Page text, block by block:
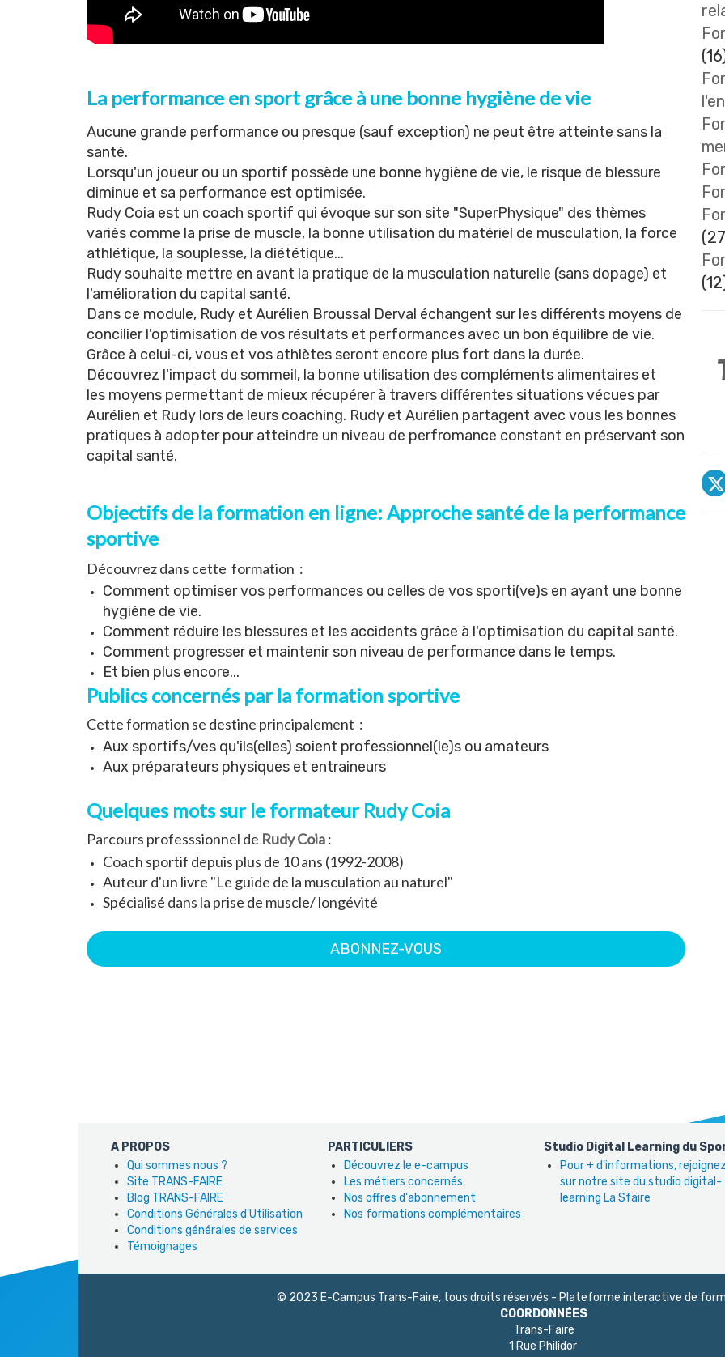
La performance en sport grâce à une bonne hygiène de vie
Aucune grande performance ou presque (sauf exception) ne peut être atteinte sans la
santé.
Lorsqu'un joueur ou un sportif possède une bonne hygiène de vie, le risque de blessure
diminue et sa performance est optimisée.
Rudy Coia est un coach sportif qui évoque sur son site "SuperPhysique" des thèmes
variés comme la prise de muscle, la bonne utilisation du matériel de musculation, la force
athlétique, la souplesse, la diététique...
Rudy souhaite mettre en avant la pratique de la musculation naturelle (sans dopage) et
l'amélioration du capital santé.
Dans ce module, Rudy et Aurélien Broussal Derval échangent sur les différents moyens de
concilier l'optimisation de vos résultats et performances avec un bon équilibre de vie.
Grâce à celui-ci, vous et vos athlètes seront encore plus fort dans la durée.
Découvrez l'impact du sommeil, la bonne utilisation des compléments alimentaires et
les moyens permettant de mieux récupérer à travers différentes situations vécues par
Aurélien et Rudy lors de leurs coaching. Rudy et Aurélien partagent avec vous les bonnes
pratiques à adopter pour atteindre un niveau de perfromance constant en préservant son
capital santé.
Objectifs de la formation en ligne: Approche santé de la performance
sportive
Découvrez dans cette formation :
Comment optimiser vos performances ou celles de vos sporti(ve)s en ayant une bonne
hygiène de vie.
Comment réduire les blessures et les accidents grâce à l'optimisation du capital santé.
Comment progresser et maintenir son niveau de performance dans le temps.
Et bien plus encore...
Publics concernés par la formation sportive
Cette formation se destine principalement :
Aux sportifs/ves qu'ils(elles) soient professionnel(le)s ou amateurs
Aux préparateurs physiques et entraineurs
Quelques mots sur le formateur Rudy Coia
Parcours professsionnel de Rudy Coia:
Coach sportif depuis plus de 10 ans (1992-2008)
Auteur d'un livre "Le guide de la musculation au naturel"
Spécialisé dans la prise de muscle/ longévité
ABONNEZ-VOUS
A PROPOS
Qui sommes nous ?
Site TRANS-FAIRE
Blog TRANS-FAIRE
Conditions Générales d'Utilisation
Conditions générales de services
Témoignages
PARTICULIERS
Découvrez le e-campus
Les métiers concernés
Nos offres d'abonnement
Nos formations complémentaires
Studio Digital Learning du
Pour + d'informations,
sur notre site du studio digital-
learning La Sfaire
© 2023 E-Campus Trans-Faire, tous droits réservés - Plateforme interactive de
COORDONNÉES
Trans-Faire
1 Rue Philidor